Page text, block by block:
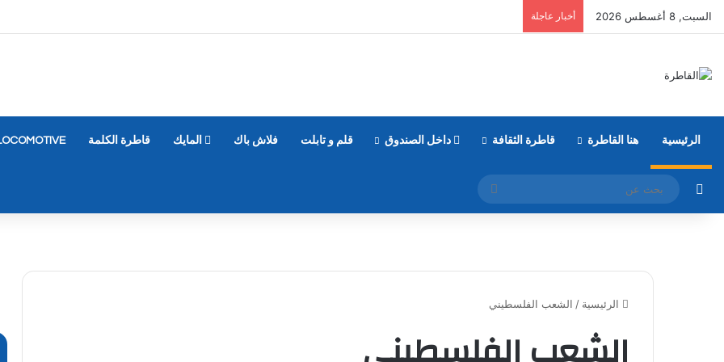
السبت, 8 أغسطس 2026 أخبار عاجلة
الرئيسية هنا القاطرة قاطرة الثقافة داخل الصندوق قلم و تابلت فلاش باك المايك قاطرة الكلمة
مقال عشوائي
بحث
عن
الرئيسية / الشعب الفلسطيني